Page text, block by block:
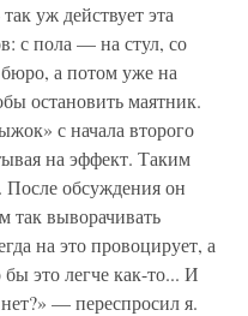
уж действует эта
с пола — на стул, со
а потом уже на
остановить маятник.
с начала второго
на эффект. Таким
После обсуждения он
так выворачивать
на это провоцирует, а
это легче как-то... И
— переспросил я.